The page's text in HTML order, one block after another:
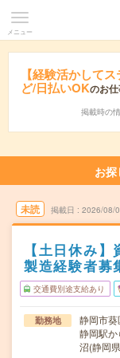
メニュー
【経験活かして
ど/日払いOKのお
掲載時の情
お
未読 掲載日 2026/08/
【土日休み
製造経験者募
交通費別途支給あり
勤務地
静岡市葵
静岡駅
沼(静岡